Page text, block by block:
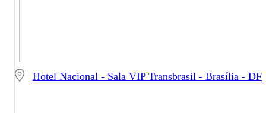
Hotel Nacional - Sala VIP Transbrasil - Brasília - DF